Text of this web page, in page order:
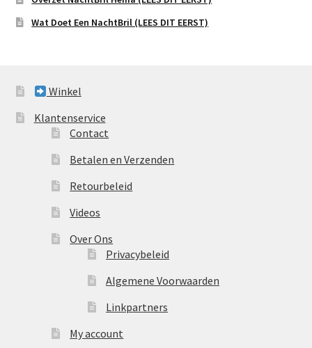
Wat Doet Een NachtBril (LEES DIT EERST)
Winkel
Klantenservice
Contact
Betalen en Verzenden
Retourbeleid
Videos
Over Ons
Privacybeleid
Algemene Voorwaarden
Linkpartners
My account